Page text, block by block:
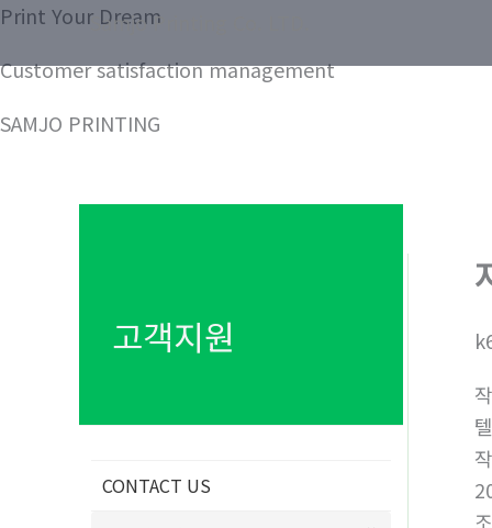
콘
츠
건
Samjo Printing Co. LTD.
Print Your Dream
Customer satisfaction management
SAMJO PRINTING
고객지원
CONTACT US